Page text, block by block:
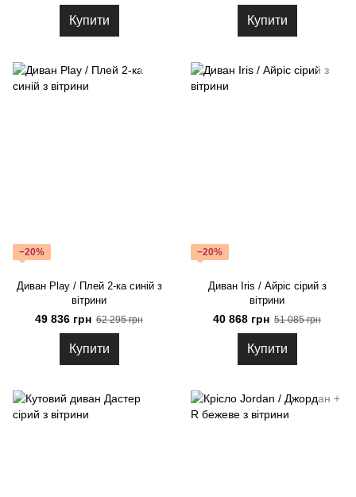
Купити Купити
−20%
Диван Play / Плей 2-ка синій з
вітрини
49 836 грн 62 295 грн
Купити
−20%
Диван Iris / Айріс сірий з
вітрини
40 868 грн 51 085 грн
Купити